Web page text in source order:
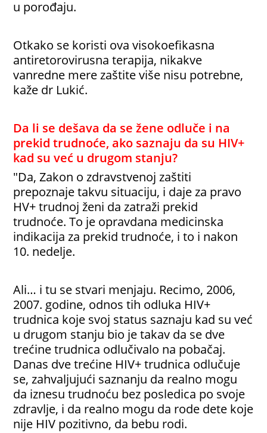
u porođaju.
Otkako se koristi ova visokoefikasna
antiretorovirusna terapija, nikakve
vanredne mere zaštite više nisu potrebne,
kaže dr Lukić.
Da li se dešava da se žene odluče i na
prekid trudnoće, ako saznaju da su HIV+
kad su već u drugom stanju?
"Da, Zakon o zdravstvenoj zaštiti
prepoznaje takvu situaciju, i daje za pravo
HV+ trudnoj ženi da zatraži prekid
trudnoće. To je opravdana medicinska
indikacija za prekid trudnoće, i to i nakon
10. nedelje.
Ali… i tu se stvari menjaju. Recimo, 2006,
2007. godine, odnos tih odluka HIV+
trudnica koje svoj status saznaju kad su već
u drugom stanju bio je takav da se dve
trećine trudnica odlučivalo na pobačaj.
Danas dve trećine HIV+ trudnica odlučuje
se, zahvaljujući saznanju da realno mogu
da iznesu trudnoću bez posledica po svoje
zdravlje, i da realno mogu da rode dete koje
nije HIV pozitivno, da bebu rodi.